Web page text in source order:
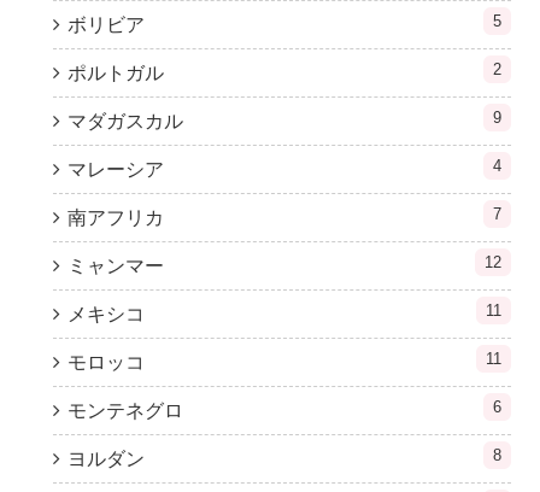
ボリビア 5
ポルトガル 2
マダガスカル 9
マレーシア 4
南アフリカ 7
ミャンマー 12
メキシコ 11
モロッコ 11
モンテネグロ 6
ヨルダン 8